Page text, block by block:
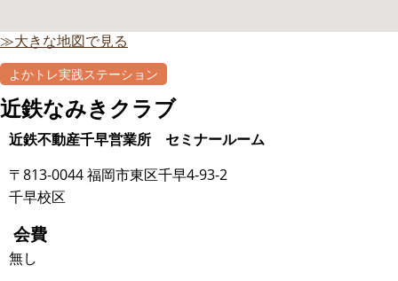
≫大きな地図で見る
よかトレ実践ステーション
近鉄なみきクラブ
近鉄不動産千早営業所 セミナールーム
〒813-0044 福岡市東区千早4-93-2
千早校区
会費
無し